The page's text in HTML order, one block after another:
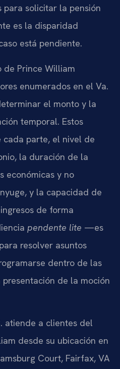
para solicitar la pensión
es la disparidad
está pendiente.
Prince William
enumerados en el Va.
el monto y la
temporal. Estos
cada parte, el nivel de
la duración de la
económicas y no
y la capacidad de
de forma
pendente lite —es
resolver asuntos
dentro de las
de la moción
atiende a clientes del
desde su ubicación en
Court, Fairfax, VA